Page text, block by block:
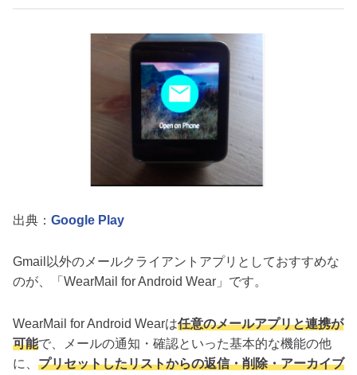
出典： Google Play
Gmail以外のメールクライアントアプリとしておすすめな
のが、「WearMail for Android Wear」です。
WearMail for Android Wearは任意のメールアプリと連携が
可能で、メールの通知・確認といった基本的な機能の他
に、 プリセットしたリストからの返信・削除・アーカイブ